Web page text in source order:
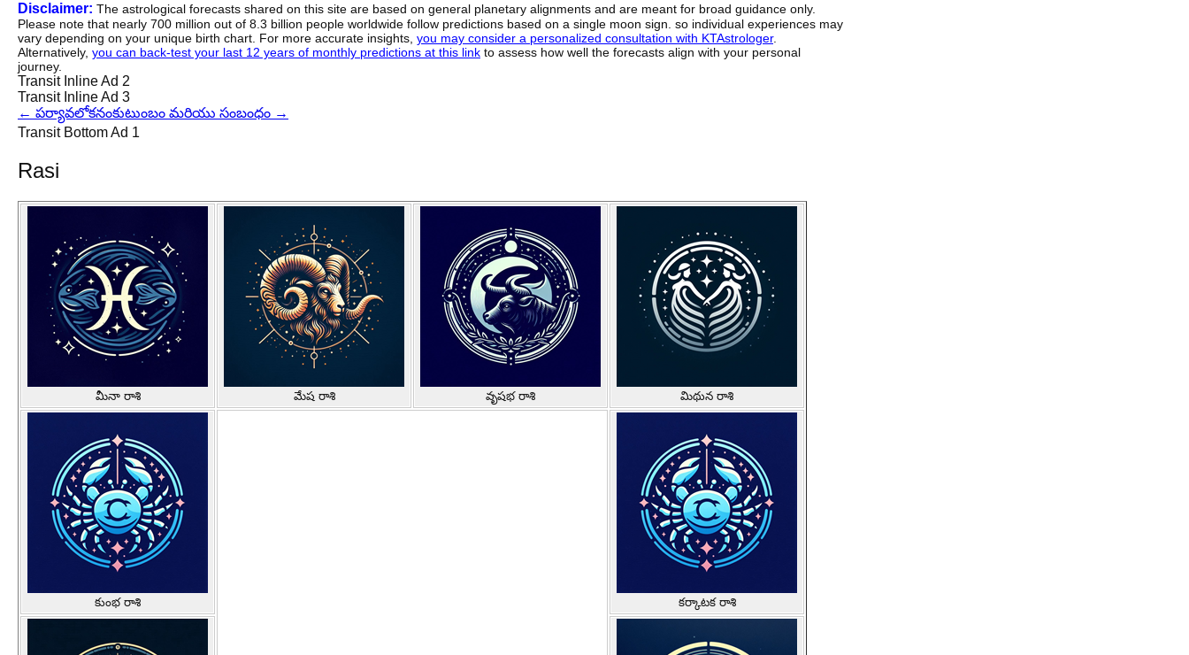
Disclaimer: The astrological forecasts shared on this site are based on general planetary alignments and are meant for broad guidance only.
Please note that nearly 700 million out of 8.3 billion people worldwide follow predictions based on a single moon sign. so individual experiences may
vary depending on your unique birth chart. For more accurate insights, you may consider a personalized consultation with KTAstrologer.
Alternatively, you can back-test your last 12 years of monthly predictions at this link to assess how well the forecasts align with your personal
journey.
Transit Inline Ad 2
Transit Inline Ad 3
← పర్యావలోకనంకుటుంబం మరియు సంబంధం →
Transit Bottom Ad 1
Rasi
మీనా రాశి మేష రాశి వృషభ రాశి మిథున రాశి
కుంభ రాశి కర్కాటక రాశి